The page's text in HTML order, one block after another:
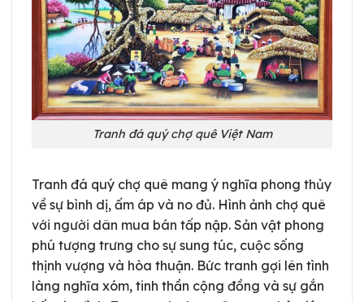
Tranh đá quý chợ quê Việt Nam
Tranh đá quý chợ quê mang ý nghĩa phong thủy
về sự bình dị, ấm áp và no đủ. Hình ảnh chợ quê
với người dân mua bán tấp nập. Sản vật phong
phú tượng trưng cho sự sung túc, cuộc sống
thịnh vượng và hòa thuận. Bức tranh gợi lên tình
làng nghĩa xóm, tinh thần cộng đồng và sự gắn